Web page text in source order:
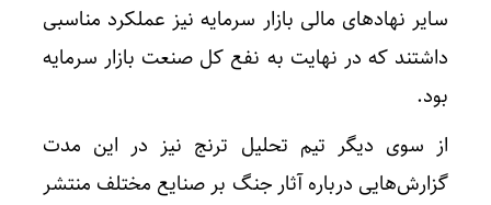
سایر نهاد‌های مالی بازار سرمایه نیز عملکرد مناسبی
داشتند که در نهایت به نفع کل صنعت بازار سرمایه
بود.
از سوی دیگر تیم تحلیل ترنج نیز در این مدت
گزارش‌هایی درباره آثار جنگ بر صنایع مختلف منتشر